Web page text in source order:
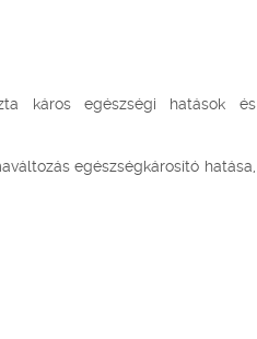
káros egészségi hatások és
egészségkárosító hatása,